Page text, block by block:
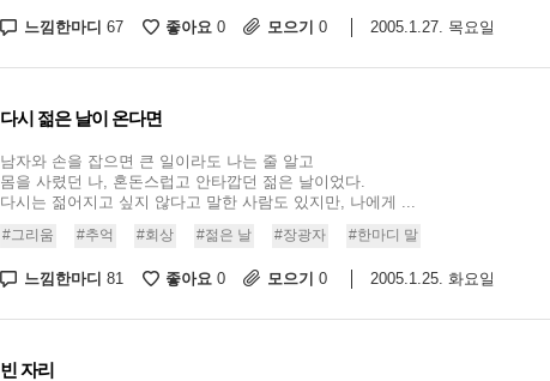
느낌한마디 67 좋아요 0 모으기 0 2005.1.27. 목요일
다시 젊은 날이 온다면
남자와 손을 잡으면 큰 일이라도 나는 줄 알고
몸을 사렸던 나, 혼돈스럽고 안타깝던 젊은 날이었다.
다시는 젊어지고 싶지 않다고 말한 사람도 있지만, 나에게 ...
#그리움 #추억 #회상 #젊은 날 #장광자 #한마디 말
느낌한마디 81 좋아요 0 모으기 0 2005.1.25. 화요일
빈 자리